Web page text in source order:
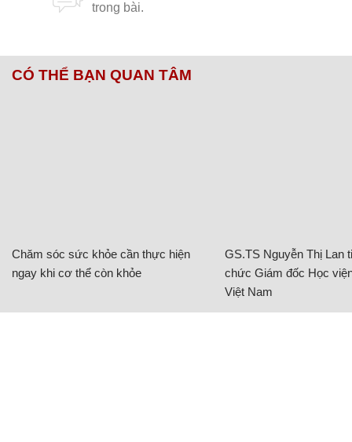
CÓ THỂ BẠN QUAN TÂM
Chăm sóc sức khỏe cần thực hiện
ngay khi cơ thể còn khỏe
GS.TS Nguyễn Thị Lan
chức Giám đốc Học
Việt Nam